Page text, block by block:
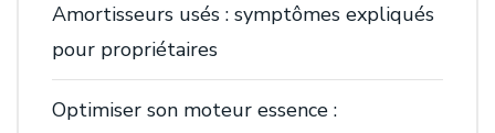
Amortisseurs usés : symptômes expliqués
pour propriétaires
Optimiser son moteur essence :